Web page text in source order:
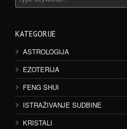
KATEGORIJE
ASTROLOGIJA
EZOTERIJA
FENG SHUI
ISTRAŽIVANJE SUDBINE
KRISTALI